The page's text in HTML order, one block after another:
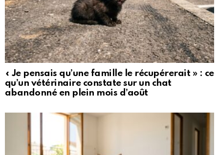
« Je pensais qu’une famille le récupérerait » : ce
qu’un vétérinaire constate sur un chat
abandonné en plein mois d’août